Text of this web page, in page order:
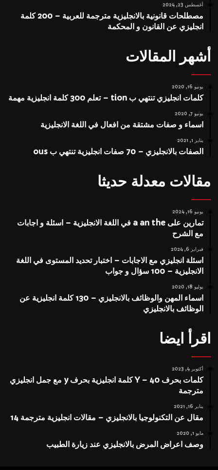
أغسطس 23, 2024
مصطلحات قانونية بالانجليزية مترجمة للعربية – 200 كلمة
انجليزي عن القانون و المحكمة
أشهر المقالات
يونيو 16, 2020
كلمات انجليزي تنتهي ب tion – تعلم 300 كلمة انجليزية مهمة
يونيو 7, 2020
اسماء و صفات مشتقة من افعال في اللغة الانجليزية
يناير 1, 2021
الصفات بالانجليزي – 70 صفات انجليزية تنتهي ب ous
مقالات معدلة حديثا
يونيو 16, 2024
تمارين على a an the في اللغة الانجليزية – اسئلة و اجابات
مع الشرح
فبراير 6, 2024
اسئلة انجليزي مع الاجابات – اختبار تحديد المستوى في اللغة
الانجليزية – 100 سؤال و جواب
يوليو 18, 2020
اسماء المهن والوظائف بالانجليزي – 130 كلمة انجليزية عن
الوظائف بالانجليزي
اقرأ ايضا
أكتوبر 4, 2023
كلمات بحرف Y – 40 كلمة انجليزية بحرف y مع جمل انجليزي
مترجمة
يناير 16, 2021
مقال عن التكنولوجيا بالانجليزي – مقالات انجليزية مترجمة 14
مايو 1, 2020
وصف اعراض المرض بالانجليزي عند زيارة الطبيب